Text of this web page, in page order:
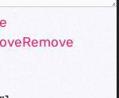
Remove